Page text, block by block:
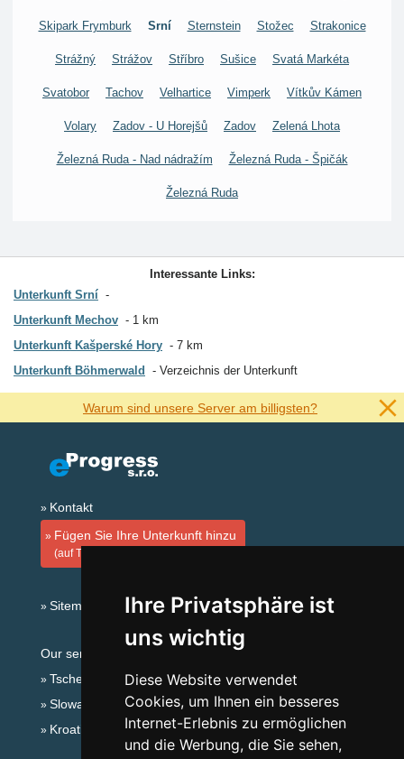
Ihre Privatsphäre ist
uns wichtig
Diese Website verwendet
Cookies, um Ihnen ein besseres
Internet-Erlebnis zu ermöglichen
und die Werbung, die Sie sehen,
Skipark Frymburk Srní Sternstein Stožec Strakonice
Strážný Strážov Stříbro Sušice Svatá Markéta
Svatobor Tachov Velhartice Vimperk Vítkův Kámen
Volary Zadov - U Horejšů Zadov Zelená Lhota
Železná Ruda - Nad nádražím Železná Ruda - Špičák
Železná Ruda
Interessante Links:
Unterkunft Srní
Unterkunft Mechov
1 km
Unterkunft Kašperské Hory
7 km
Unterkunft Böhmerwald
Verzeichnis der Unterkunft
Warum sind unsere Server am billigsten?
Kontakt
Fügen Sie Ihre Unterkunft hinzu
(auf Tschechisch)
Sitemap
Our servers:
Tschechische Gebirge
Slowakische Gebirge
Kroatien